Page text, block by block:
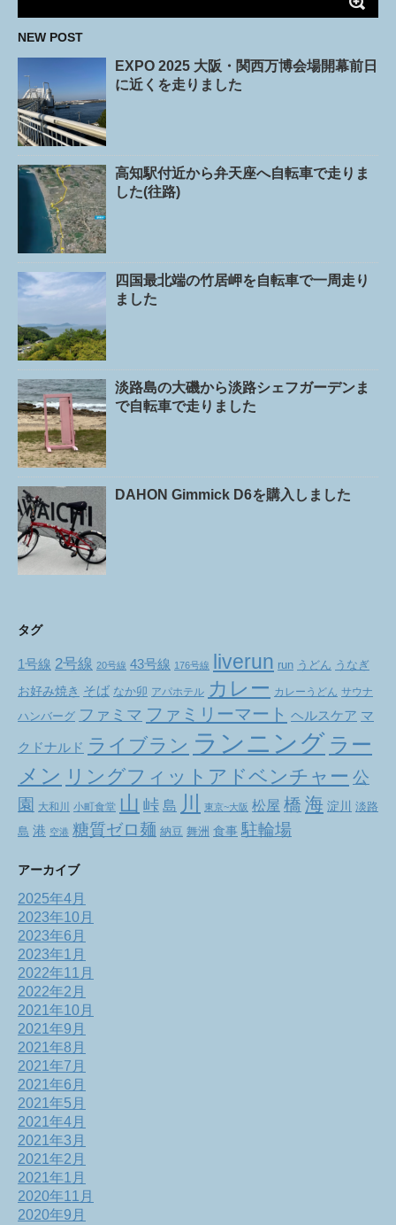
NEW POST
EXPO 2025 大阪・関西万博会場開幕前日
に近くを走りました
高知駅付近から弁天座へ自転車で走りま
した(往路)
四国最北端の竹居岬を自転車で一周走り
ました
淡路島の大磯から淡路シェフガーデンま
で自転車で走りました
DAHON Gimmick D6を購入しました
タグ
1号線 2号線 20号線 43号線 176号線 liverun run うどん うなぎ
お好み焼き そば なか卯 アパホテル カレー カレーうどん サウナ
ハンバーグ ファミマ ファミリーマート ヘルスケア マ
クドナルド ライブラン ランニング ラー
メン リングフィットアドベンチャー 公
園
大和川 小町食堂 山 峠 島 川 東京~大阪 松屋 橋 海 淀川
淡路
島 港 空港 糖質ゼロ麺 納豆 舞洲 食事 駐輪場
アーカイブ
2025年4月
2023年10月
2023年6月
2023年1月
2022年11月
2022年2月
2021年10月
2021年9月
2021年8月
2021年7月
2021年6月
2021年5月
2021年4月
2021年3月
2021年2月
2021年1月
2020年11月
2020年9月